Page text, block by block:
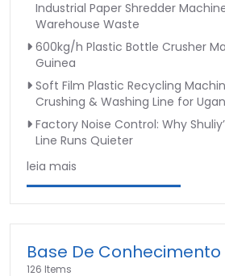
Industrial Paper Shredder
Warehouse Waste
600kg/h Plastic Bottle Crusher
Guinea
Soft Film Plastic Recycling
Crushing & Washing Line for
Factory Noise Control: Why
Line Runs Quieter
leia mais
Base De Conhecimento
126 Items